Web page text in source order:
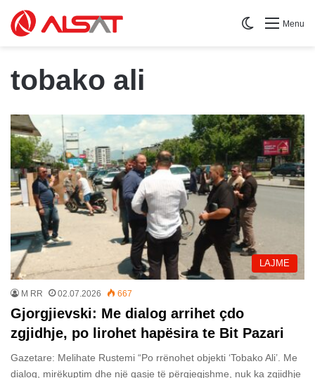
Menu
Switch skin
tobako ali
LAJME
M RR 02.07.2026 667
Gjorgjievski: Me dialog arrihet çdo
zgjidhje, po lirohet hapësira te Bit Pazari
Gazetare: Melihate Rustemi “Po rrënohet objekti ‘Tobako Ali’. Me
dialog, mirëkuptim dhe një qasje të përgjegjshme, nuk ka zgjidhje